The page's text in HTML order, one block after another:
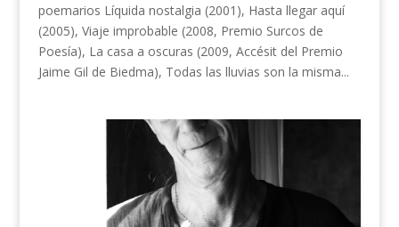
poemarios Líquida nostalgia (2001), Hasta llegar aquí
(2005), Viaje improbable (2008, Premio Surcos de
Poesía), La casa a oscuras (2009, Accésit del Premio
Jaime Gil de Biedma), Todas las lluvias son la misma...